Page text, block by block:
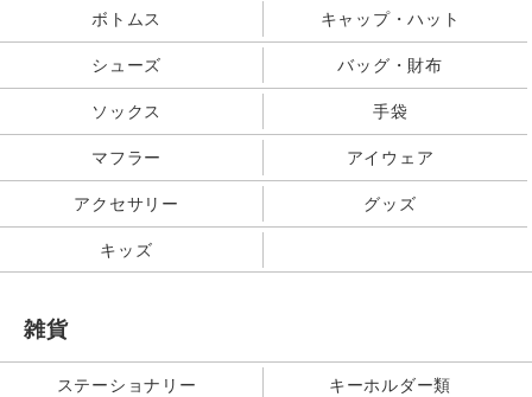
ボトムス キャップ・ハット
シューズ バッグ・財布
ソックス 手袋
マフラー アイウェア
アクセサリー グッズ
キッズ
雑貨
ステーショナリー キーホルダー類